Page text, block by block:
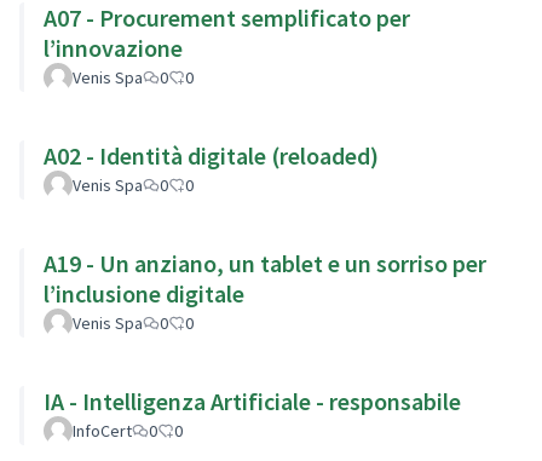
A07 - Procurement semplificato per
l’innovazione
Venis Spa 0 0
A02 - Identità digitale (reloaded)
Venis Spa 0 0
A19 - Un anziano, un tablet e un sorriso per
l’inclusione digitale
Venis Spa 0 0
IA - Intelligenza Artificiale - responsabile
InfoCert 0 0